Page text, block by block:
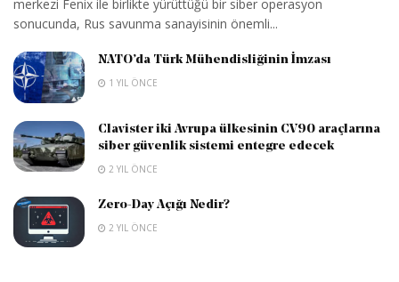
merkezi Fenix ile birlikte yürüttüğü bir siber operasyon
sonucunda, Rus savunma sanayisinin önemli...
NATO’da Türk Mühendisliğinin İmzası
1 YIL ÖNCE
Clavister iki Avrupa ülkesinin CV90 araçlarına
siber güvenlik sistemi entegre edecek
2 YIL ÖNCE
Zero-Day Açığı Nedir?
2 YIL ÖNCE